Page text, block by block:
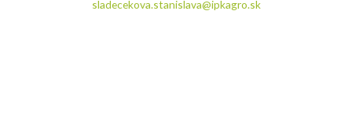
sladecekova.stanislava@ipkagro.sk